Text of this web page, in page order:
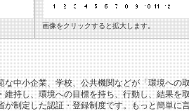
画像をクリックすると拡大します。
な中小企業、学校、公共機関などが「環境への
持し、環境への目標を持ち、行動し、結果を
制定した認証・登録制度です。もっと簡単に